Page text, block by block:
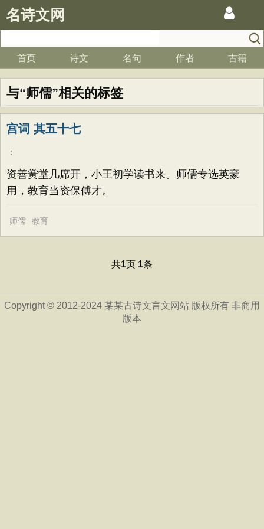
名诗文网
首页 诗文 名句 作者 古籍
与“师儒”相关的标签
宫词 其五十七
：
资善黉堂几席开，小王初学读书来。师儒专选英豪
用，教育当资保傅才。
师儒 教育
共1页 1条
Copyright © 2012-2024 某某古诗文言文网站 版权所有 非商用
版本